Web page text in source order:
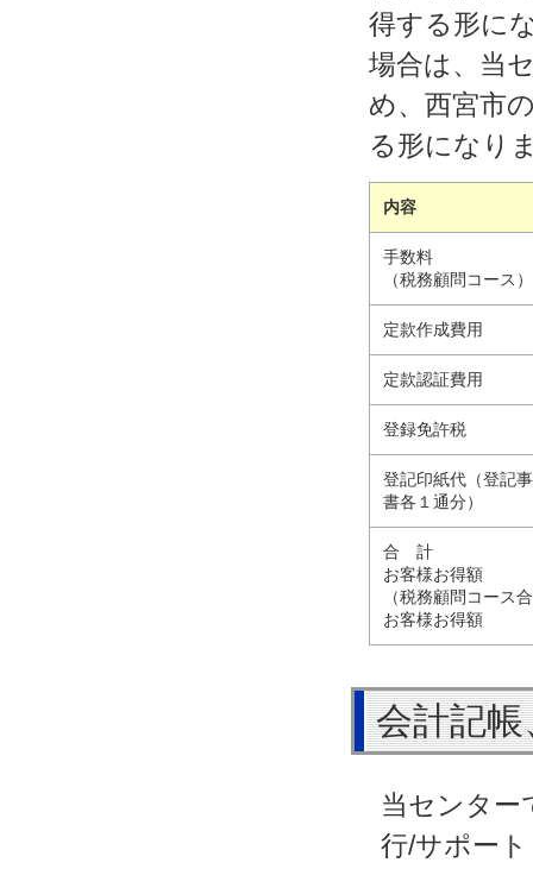
得する形に
場合は、当
め、西宮市
る形になり
内容
手数料
（税務顧問コース）
定款作成費用
定款認証費用
登録免許税
登記印紙代（登記
書各１通分）
合 計
お客様お得額
（税務顧問コース
お客様お得額
会計記
当センター
行/サポー